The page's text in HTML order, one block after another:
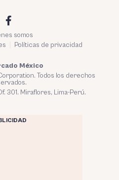
somos
Políticas de privacidad
México
Todos los derechos
301. Miraflores, Lima-Perú.